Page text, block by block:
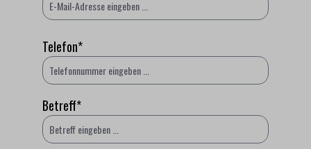
Telefon*
Betreff*